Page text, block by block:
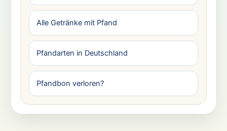
Alle Getränke mit Pfand
Pfandarten in Deutschland
Pfandbon verloren?